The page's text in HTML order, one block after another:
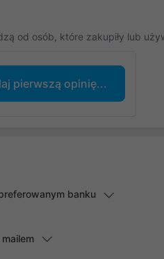
od osób, które zakupiły lub
pierwszą opinię...
banku